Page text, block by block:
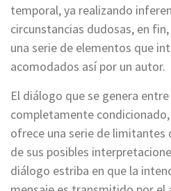
temporal, ya realizando
circunstancias dudosas, en
una serie de elementos que
acomodados así por un autor.
El diálogo que se genera
completamente
ofrece una serie de limitantes
de sus posibles
diálogo estriba en que la